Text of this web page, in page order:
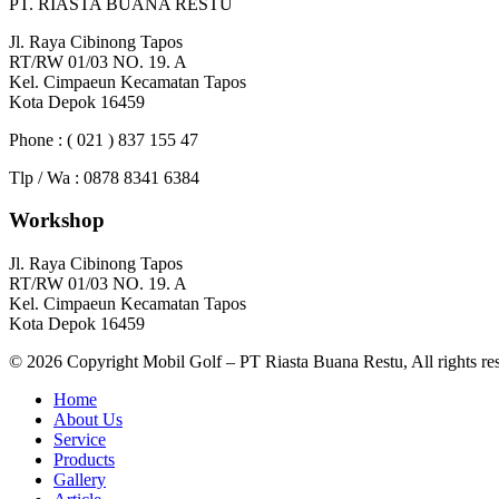
Jl. Raya Cibinong Tapos
RT/RW 01/03 NO. 19. A
Kel. Cimpaeun Kecamatan Tapos
Kota Depok 16459
Phone : ( 021 ) 837 155 47
Tlp / Wa : 0878 8341 6384
Workshop
Jl. Raya Cibinong Tapos
RT/RW 01/03 NO. 19. A
Kel. Cimpaeun Kecamatan Tapos
Kota Depok 16459
© 2026 Copyright Mobil Golf – PT Riasta Buana Restu, All rights
Home
About Us
Service
Products
Gallery